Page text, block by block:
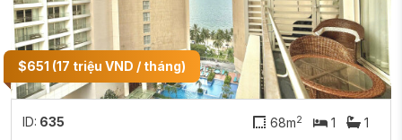
$651 (17 triệu VND / tháng)
ID: 635 68m2 1 1